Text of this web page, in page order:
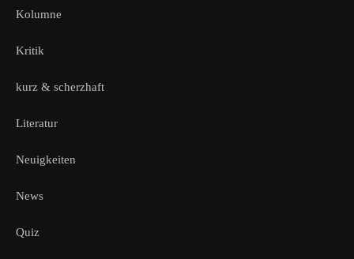
Kolumne
Kritik
kurz & scherzhaft
Literatur
Neuigkeiten
News
Quiz